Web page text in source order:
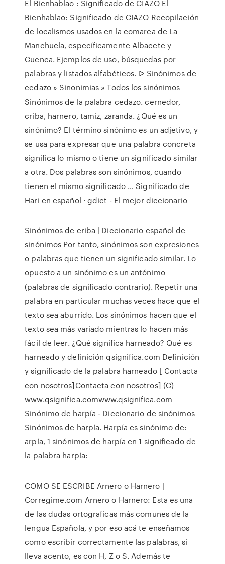
El Bienhablao : Significado de CIAZO El
Bienhablao: Significado de CIAZO Recopilación
de localismos usados en la comarca de La
Manchuela, específicamente Albacete y
Cuenca. Ejemplos de uso, búsquedas por
palabras y listados alfabéticos. ᐅ Sinónimos de
cedazo » Sinonimias » Todos los sinónimos
Sinónimos de la palabra cedazo. cernedor,
criba, harnero, tamiz, zaranda. ¿Qué es un
sinónimo? El término sinónimo es un adjetivo, y
se usa para expresar que una palabra concreta
significa lo mismo o tiene un significado similar
a otra. Dos palabras son sinónimos, cuando
tienen el mismo significado … Significado de
Hari en español · gdict - El mejor diccionario
Sinónimos de criba | Diccionario español de
sinónimos Por tanto, sinónimos son expresiones
o palabras que tienen un significado similar. Lo
opuesto a un sinónimo es un antónimo
(palabras de significado contrario). Repetir una
palabra en particular muchas veces hace que el
texto sea aburrido. Los sinónimos hacen que el
texto sea más variado mientras lo hacen más
fácil de leer. ¿Qué significa harneado? Qué es
harneado y definición qsignifica.com Definición
y significado de la palabra harneado [ Contacta
con nosotros]Contacta con nosotros] (C)
www.qsignifica.comwww.qsignifica.com
Sinónimo de harpía - Diccionario de sinónimos
Sinónimos de harpía. Harpía es sinónimo de:
arpía, 1 sinónimos de harpía en 1 significado de
la palabra harpía:
COMO SE ESCRIBE Arnero o Harnero |
Corregime.com Arnero o Harnero: Esta es una
de las dudas ortograficas más comunes de la
lengua Española, y por eso acá te enseñamos
como escribir correctamente las palabras, si
lleva acento, es con H, Z o S. Además te